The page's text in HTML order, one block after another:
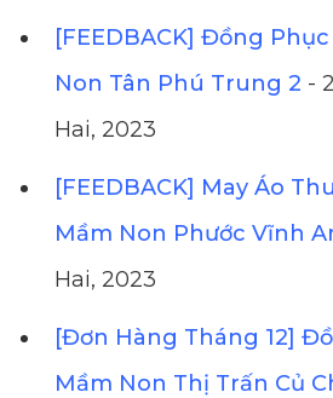
[FEEDBACK] Đồng
Non Tân Phú Trung 2 -
Hai, 2023
[FEEDBACK] May Áo
Mầm Non Phước Vĩnh
Hai, 2023
[Đơn Hàng Tháng 12]
Mầm Non Thị Trấn Củ